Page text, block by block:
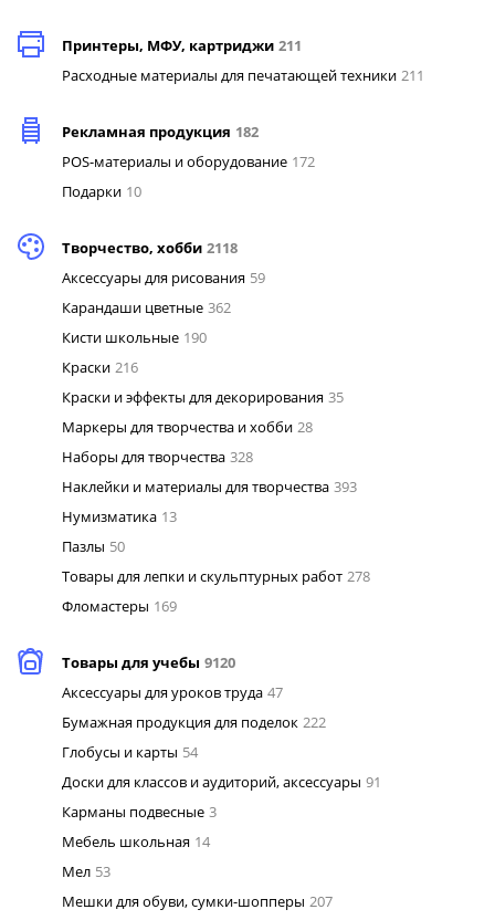
Принтеры, МФУ, картриджи 211
Расходные материалы для печатающей техники 211
Рекламная продукция 182
POS-материалы и оборудование 172
Подарки 10
Творчество, хобби 2118
Аксессуары для рисования 59
Карандаши цветные 362
Кисти школьные 190
Краски 216
Краски и эффекты для декорирования 35
Маркеры для творчества и хобби 28
Наборы для творчества 328
Наклейки и материалы для творчества 393
Нумизматика 13
Пазлы 50
Товары для лепки и скульптурных работ 278
Фломастеры 169
Товары для учебы 9120
Аксессуары для уроков труда 47
Бумажная продукция для поделок 222
Глобусы и карты 54
Доски для классов и аудиторий, аксессуары 91
Карманы подвесные 3
Мебель школьная 14
Мел 53
Мешки для обуви, сумки-шопперы 207